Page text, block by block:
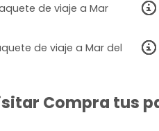
de viaje a Mar
de viaje a Mar del
Compra tus